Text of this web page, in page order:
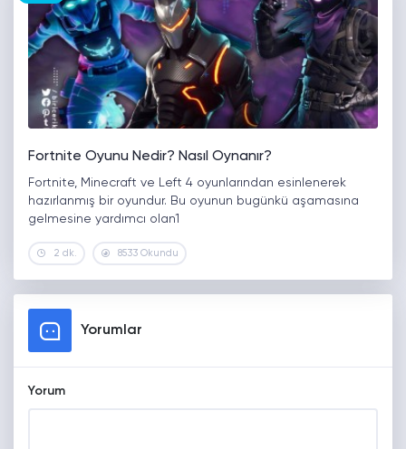
Fortnite Oyunu Nedir? Nasıl Oynanır?
Fortnite, Minecraft ve Left 4 oyunlarından esinlenerek
hazırlanmış bir oyundur. Bu oyunun bugünkü aşamasına
gelmesine yardımcı olan1
2 dk. 8533 Okundu
Yorumlar
Yorum